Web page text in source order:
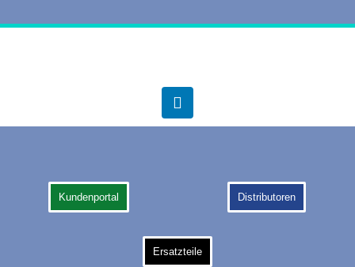
Kundenportal Distributoren
Ersatzteile